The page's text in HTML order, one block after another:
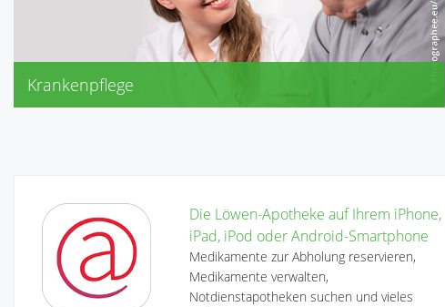
Krankenpflege
Die Löwen-Apotheke auf Ihrem iPhone,
iPad, iPod oder Android-Smartphone
Medikamente zur Abholung reservieren,
Medikamente verwalten,
Notdienstapotheken suchen und vieles